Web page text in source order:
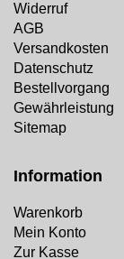
Widerruf
AGB
Versandkosten
Datenschutz
Bestellvorgang
Gewährleistung
Sitemap
Information
Warenkorb
Mein Konto
Zur Kasse